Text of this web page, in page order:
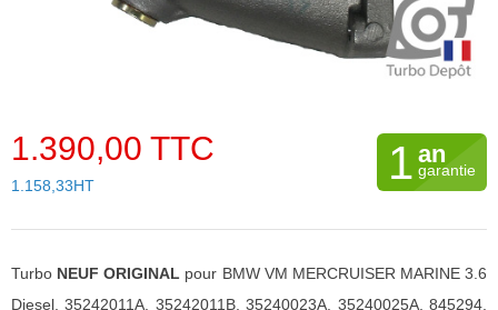
1.390,00 TTC
1.158,33HT 1 an
garantie
Turbo NEUF ORIGINAL pour BMW VM MERCRUISER MARINE 3.6
Diesel, 35242011A, 35242011B, 35240023A, 35240025A, 845294,